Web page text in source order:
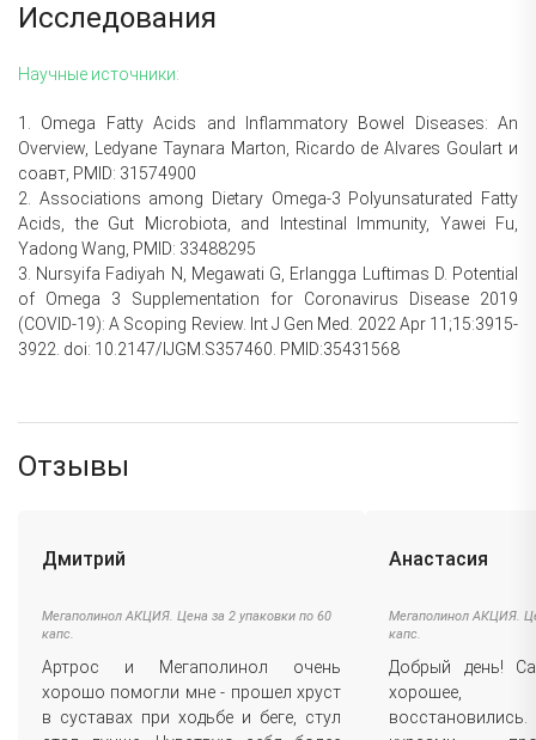
Исследования
Научные источники:
1. Omega Fatty Acids and Inflammatory Bowel Diseases: An
Overview, Ledyane Taynara Marton, Ricardo de Alvares Goulart и
соавт, PMID: 31574900
2. Associations among Dietary Omega-3 Polyunsaturated Fatty
Acids, the Gut Microbiota, and Intestinal Immunity, Yawei Fu,
Yadong Wang, PMID: 33488295
3. Nursyifa Fadiyah N, Megawati G, Erlangga Luftimas D. Potential
of Omega 3 Supplementation for Coronavirus Disease 2019
(COVID-19): A Scoping Review. Int J Gen Med. 2022 Apr 11;15:3915-
3922. doi: 10.2147/IJGM.S357460. PMID:35431568
Отзывы
Дмитрий
Мегаполинол АКЦИЯ. Цена за 2 упаковки по 60
капс.
Артрос и Мегаполинол очень
хорошо помогли мне - прошел хруст
в суставах при ходьбе и беге, стул
Анастасия
Мегаполинол АКЦИЯ.
капс.
Добрый день!
хорошее,